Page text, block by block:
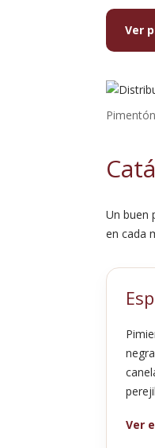
Ver
Un buen
en cada
Ver